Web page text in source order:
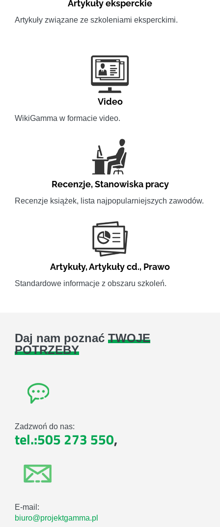
Artykuły eksperckie
Artykuły związane ze szkoleniami eksperckimi.
Video
WikiGamma w formacie video.
Recenzje,Stanowiska pracy
Recenzje książek, lista najpopularniejszych zawodów.
Artykuły,Artykuły cd., Prawo
Standardowe informacje z obszaru szkoleń.
Daj nam poznać TWOJE
POTRZEBY
Zadzwoń do nas:
tel.:505 273 550,
E-mail:
biuro@projektgamma.pl